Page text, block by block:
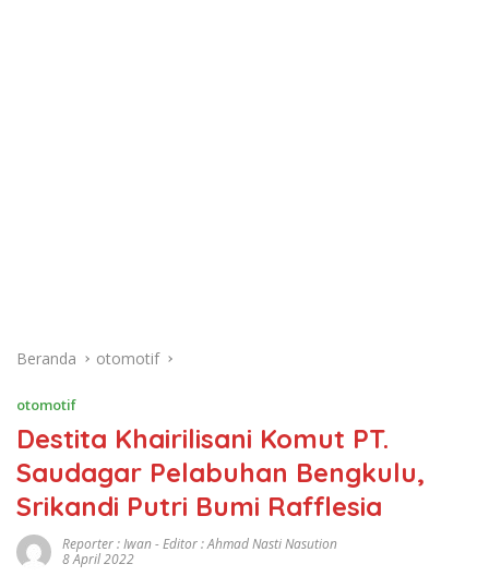
Beranda otomotif
otomotif
Destita Khairilisani Komut PT.
Saudagar Pelabuhan Bengkulu,
Srikandi Putri Bumi Rafflesia
Reporter : Iwan - Editor : Ahmad Nasti Nasution
8 April 2022